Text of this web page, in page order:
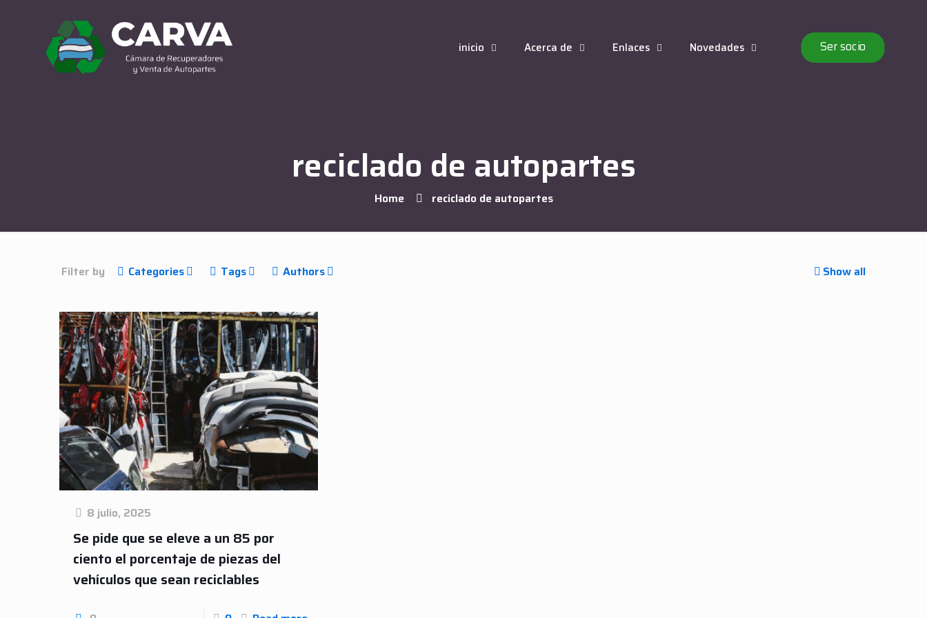
inicio Acerca de Enlaces Novedades Ser socio
reciclado de autopartes
Home reciclado de autopartes
Filter by Categories Tags Authors Show all
8 julio, 2025
Se pide que se eleve a un 85 por
ciento el porcentaje de piezas del
vehículos que sean recicla­bles